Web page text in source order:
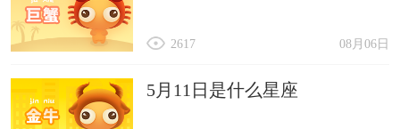
08月06日
2617
5月11日是什么星座